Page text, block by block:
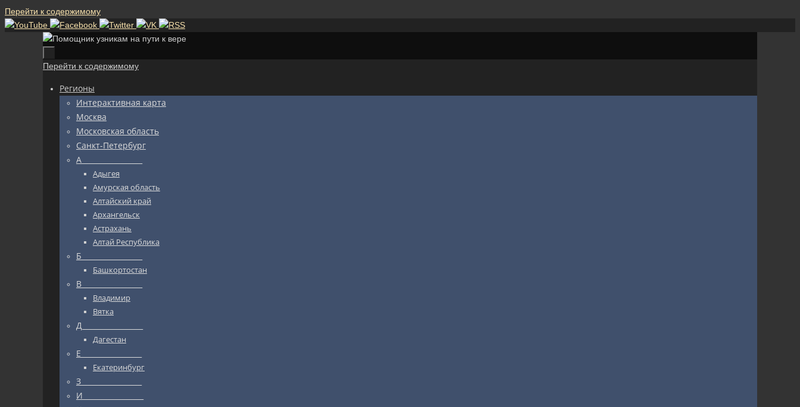
Перейти к содержимому
Перейти к содержимому
Регионы
Интерактивная карта
Москва
Московская область
Санкт-Петербург
А_________________
Адыгея
Амурская область
Алтайский край
Архангельск
Астрахань
Алтай Республика
Б_________________
Башкортостан
В_________________
Владимир
Вятка
Д_________________
Дагестан
Е_________________
Екатеринбург
З_________________
И_________________